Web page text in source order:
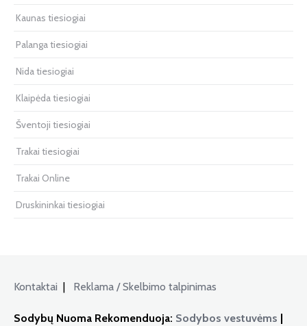
Kaunas tiesiogiai
Palanga tiesiogiai
Nida tiesiogiai
Klaipėda tiesiogiai
Šventoji tiesiogiai
Trakai tiesiogiai
Trakai Online
Druskininkai tiesiogiai
Kontaktai Reklama / Skelbimo talpinimas
Sodybų Nuoma Rekomenduoja: Sodybos vestuvėms |